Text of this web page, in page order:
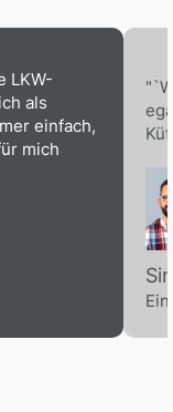
LKW-
als
einfach,
mich